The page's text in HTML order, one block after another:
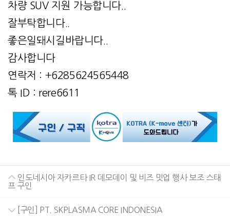
차량 SUV 지원 가능합니다..
잘부탁합니다..
좋은일돼시길바랍니다..
감사합니다
연락저 : +6285624565448
톡 ID : rere6611
인도네시아 자카르타 IR 데모데이 및 비즈 밋업 행사 보조 스태
프 구인
[구인] PT. SKPLASMA CORE INDONESIA